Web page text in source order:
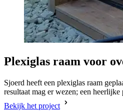
Plexiglas raam voor
Sjoerd heeft een plexiglas raam
resultaat mag er wezen; een
Bekijk het project